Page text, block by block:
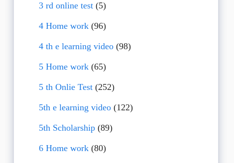
3 rd online test(5)
4 Home work(96)
4 th e learning video(98)
5 Home work(65)
5 th Onlie Test(252)
5th e learning video(122)
5th Scholarship(89)
6 Home work(80)